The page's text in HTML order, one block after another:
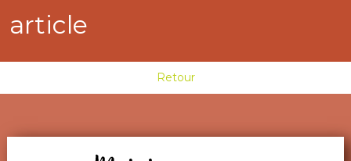
article
Retour